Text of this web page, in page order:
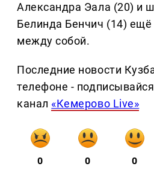
Александра Эала (20) и
Белинда Бенчич (14) ещё
между собой.
Последние новости
телефоне -
канал «Кемерово Live»
0 0 0